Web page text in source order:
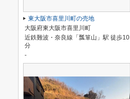
東大阪市喜里川町の売地
大阪府東大阪市喜里川町
近鉄難波・奈良線「瓢箪山」駅 徒歩10
分
-